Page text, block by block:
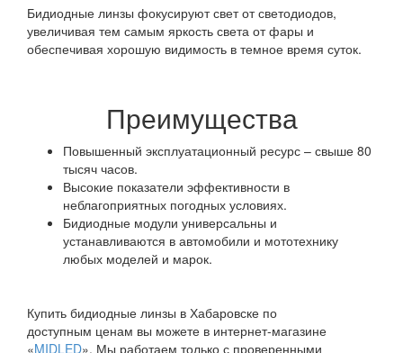
Бидиодные линзы фокусируют свет от светодиодов,
увеличивая тем самым яркость света от фары и
обеспечивая хорошую видимость в темное время суток.
Преимущества
Повышенный эксплуатационный ресурс – свыше 80
тысяч часов.
Высокие показатели эффективности в
неблагоприятных погодных условиях.
Бидиодные модули универсальны и
устанавливаются в автомобили и мототехнику
любых моделей и марок.
Купить бидиодные линзы в Хабаровске по
доступным ценам вы можете в интернет-магазине
«MIDLED». Мы работаем только с проверенными